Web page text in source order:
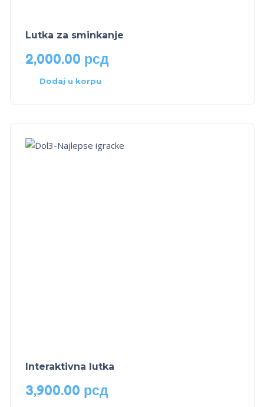
Lutka za sminkanje
2,000.00 рсд
Dodaj u korpu
Interaktivna lutka
3,900.00 рсд